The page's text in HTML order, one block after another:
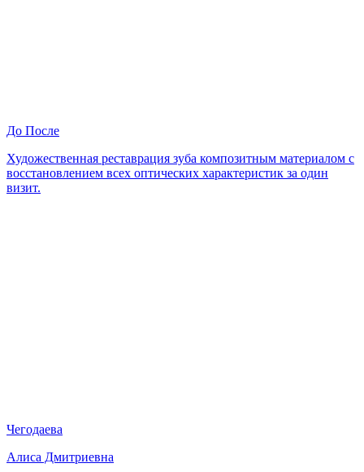
До После
Художественная реставрация зуба композитным материалом с
восстановлением всех оптических характеристик за один
визит.
Чегодаева
Алиса Дмитриевна